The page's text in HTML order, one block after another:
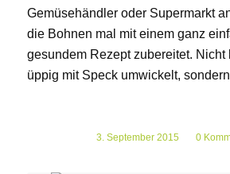
Gemüsehändler oder Supermarkt
die Bohnen mal mit einem ganz
gesundem Rezept zubereitet. Nicht
üppig mit Speck umwickelt,
3. September 2015
/ 0